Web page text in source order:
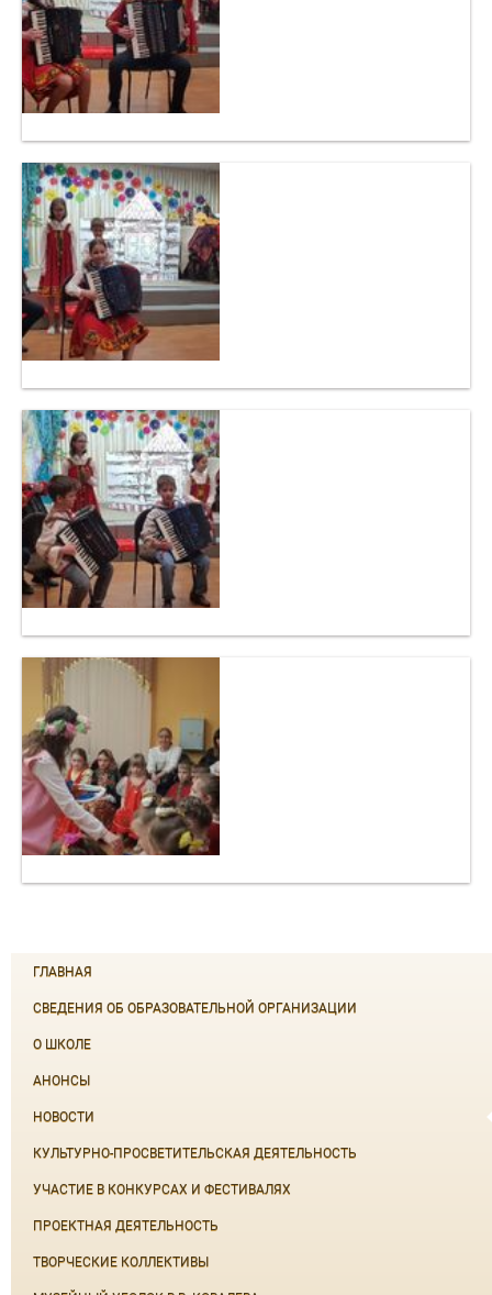
ГЛАВНАЯ
СВЕДЕНИЯ ОБ ОБРАЗОВАТЕЛЬНОЙ ОРГАНИЗАЦИИ
О ШКОЛЕ
АНОНСЫ
НОВОСТИ
КУЛЬТУРНО-ПРОСВЕТИТЕЛЬСКАЯ ДЕЯТЕЛЬНОСТЬ
УЧАСТИЕ В КОНКУРСАХ И ФЕСТИВАЛЯХ
ПРОЕКТНАЯ ДЕЯТЕЛЬНОСТЬ
ТВОРЧЕСКИЕ КОЛЛЕКТИВЫ